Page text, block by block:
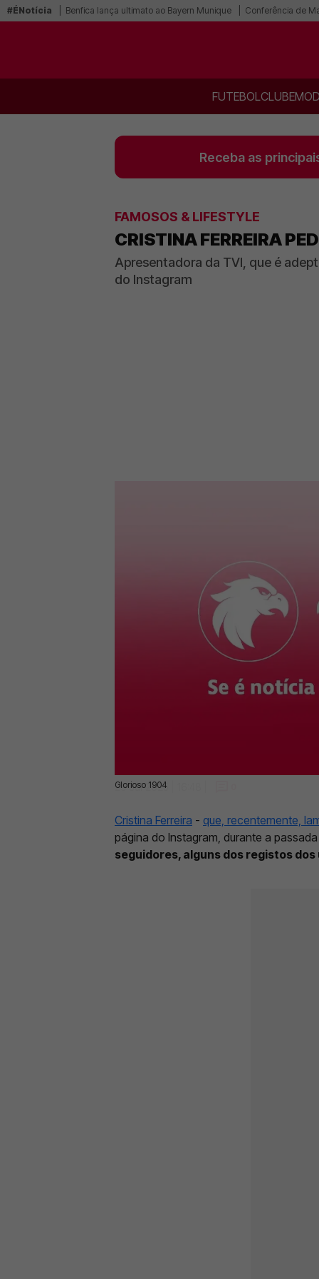
#ÉNotícia Benfica lança ultimato ao Bayern Munique Conferência de
FUTEBOLCLUBE
Receba as
FAMOSOS & LIFESTYLE
CRISTINA FERREIRA
Apresentadora da TVI, que é
do Instagram
Glorioso 1904
29 Jul 2025 | 16:48 |
Cristina Ferreira - que, recentemente,
página do Instagram, durante a
seguidores, alguns dos registos